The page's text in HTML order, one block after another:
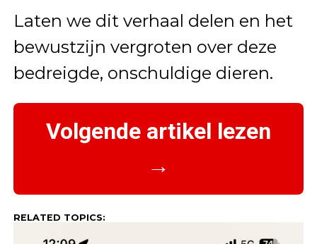
Laten we dit verhaal delen en het
bewustzijn vergroten over deze
bedreigde, onschuldige dieren.
Volgende artikel lezen
→
RELATED TOPICS: